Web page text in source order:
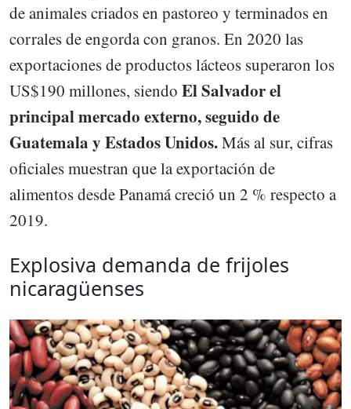
de animales criados en pastoreo y terminados en
corrales de engorda con granos. En 2020 las
exportaciones de productos lácteos superaron los
US$190 millones, siendo El Salvador el
principal mercado externo, seguido de
Guatemala y Estados Unidos.Más al sur, cifras
oficiales muestran que la exportación de
alimentos desde Panamá creció un 2 % respecto a
2019.
Explosiva demanda de frijoles
nicaragüenses